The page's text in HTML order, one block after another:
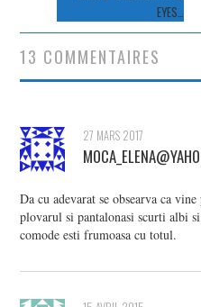
articles
EYES…
13 COMMENTAIRES
27 MARS 2017
Da cu adevarat se obsearva ca
plovarul si pantalonasi scurti albi
comode esti frumoasa cu totul.